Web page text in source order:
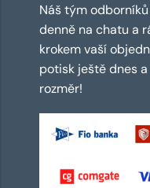
Náš tým
denně na chatu a
krokem vaší
potisk ještě dnes
rozměr!